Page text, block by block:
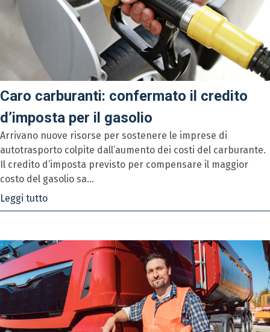
Caro carburanti: confermato il credito
d’imposta per il gasolio
Arrivano nuove risorse per sostenere le imprese di
autotrasporto colpite dall’aumento dei costi del carburante.
Il credito d’imposta previsto per compensare il maggior
costo del gasolio sa...
Leggi tutto